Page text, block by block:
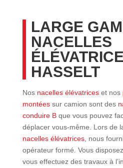
LARGE
NACELLES
HASSELT
Nos nacelles élévatriceset nos
montéessur camion sont des
conduire Bque vous pouvez
déplacer vous-même. Lors de
nacelles élévatrices, nous
opérateur formé. Vous
vous effectuez des travaux à